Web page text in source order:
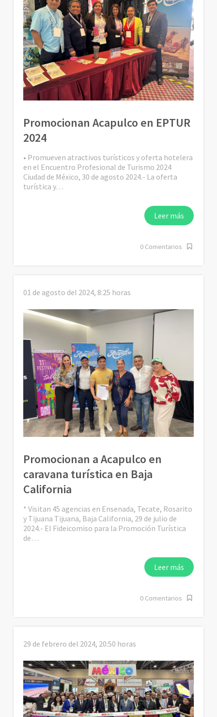
Promocionan Acapulco en EPTUR
2024
• Promueven atractivos turísticos y oferta hotelera
en el Encuentro Profesional de Turismo 2024
Ciudad de México, 30 de agosto 2024.- La oferta
turística y…
Leer más
0 Comentarios
01 de agosto del 2024, 8:25 horas
Promocionan a Acapulco en
caravana turística en Baja
California
* Visitan 45 agencias en Ensenada, Tecate, Rosarito
y Tijuana Tijuana, Baja California, 29 de julio de
2024.- El Fideicomiso para la Promoción Turística
de…
Leer más
0 Comentarios
29 de febrero del 2024, 20:50 horas